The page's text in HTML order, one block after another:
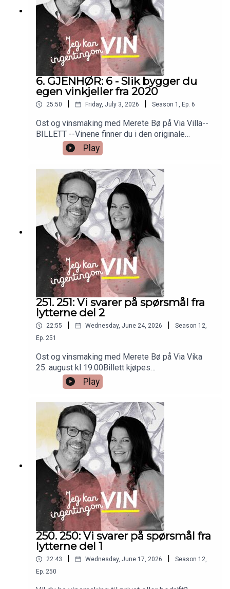
6. GJENHØR: 6 - Slik bygger du
egen vinkjeller fra 2020
25:50 | Friday, July 3, 2026 | Season 1 , Ep. 6
Ost og vinsmaking med Merete Bø på Via Villa--
BILLETT --Vinene finner du i den originale
episoden nr 6. Så bare å skrooooolle ned!
Play
251. 251: Vi svarer på spørsmål fra
lytterne del 2
22:55 | Wednesday, June 24, 2026 | Season 12,
Ep. 251
Ost og vinsmaking med Merete Bø på Via Vika
25. august kl 19:00Billett kjøpes
herVinene:Graillot Crozes-Hermitage Produttori
del Barbaresco Langhe Nebbiolo Dirupi Ole
Rosso di Valtellina Occhipinti Nero d´Avola San
Michele Appiano Südtiroler Pinot Nero Cyprien
Arlaud Oka Bourgogne Rouge 400,-Faiveley
Chambolle-Musigny 2024 825,-Montille Volnay
1er cru Les Taillepieds 1950,-
Play
250. 250: Vi svarer på spørsmål fra
lytterne del 1
22:43 Wednesday, June 17, 2026 Season 12,
Ep. 250